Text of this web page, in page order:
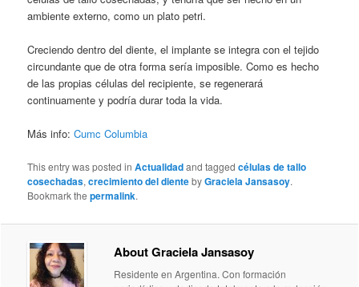
ambiente externo, como un plato petri.
Creciendo dentro del diente, el implante se integra con el tejido
circundante que de otra forma sería imposible. Como es hecho
de las propias células del recipiente, se regenerará
continuamente y podría durar toda la vida.
Más info: Cumc Columbia
This entry was posted inActualidadand taggedcélulas de tallo
cosechadas,crecimiento del dientebyGraciela Jansasoy.
Bookmark thepermalink.
About Graciela Jansasoy
Residente en Argentina. Con formación